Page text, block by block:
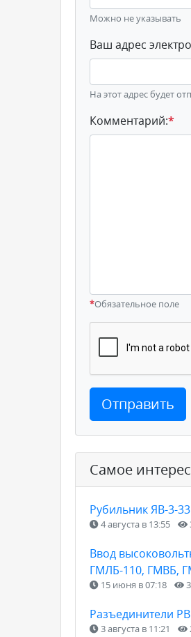
Можно не указывать
Ваш адрес
На этот адрес будет
Комментарий:*
*Обязательное поле
Отправить
Самое
Рубильник ЯВ-3-
4 августа в 13:55
Ввод
ГМЛБ-110, ГМВБ,
15 июня в 07:18
Разъединители
3 августа в 11:21